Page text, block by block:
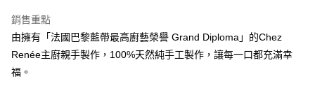
Google Pay
AFTEE先享後付
相關說明
銷售重點
由擁有「法國巴黎藍帶最高廚藝榮譽 Grand Diploma」的Chez
Renée主廚親手製作，100%天然純手工製作，讓每一口都充滿幸
福。